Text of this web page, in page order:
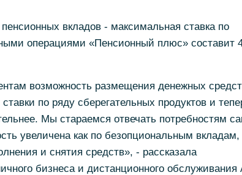
вкладов - максимальная ставка по
операциями «Пенсионный плюс» составит
возможность размещения денежных
по ряду сберегательных продуктов и
Мы стараемся отвечать потребностям
увеличена как по безопциональным вкладам,
и снятия средств», - рассказала
бизнеса и дистанционного